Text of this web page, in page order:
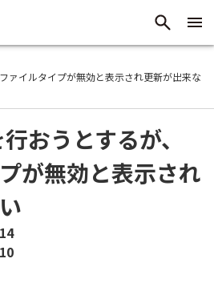
ァイルタイプが無効と表示され更新が出来な
おうとするが、
が無効と表示され